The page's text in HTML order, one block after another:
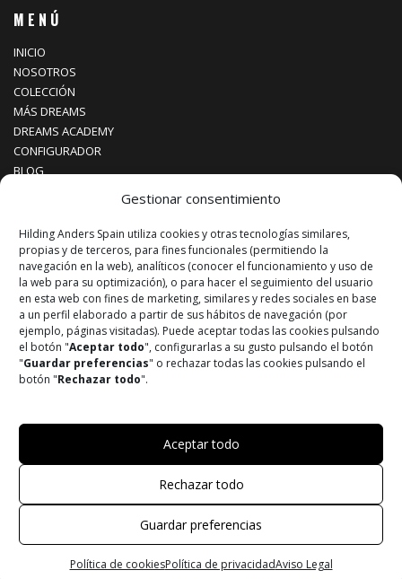
Gestionar consentimiento
Hilding Anders Spain utiliza cookies y otras tecnologías similares,
propias y de terceros, para fines funcionales (permitiendo la
navegación en la web), analíticos (conocer el funcionamiento y uso de
la web para su optimización), o para hacer el seguimiento del usuario
en esta web con fines de marketing, similares y redes sociales en base
a un perfil elaborado a partir de sus hábitos de navegación (por
ejemplo, páginas visitadas). Puede aceptar todas las cookies pulsando
el botón "Aceptar todo", configurarlas a su gusto pulsando el botón
"Guardar preferencias" o rechazar todas las cookies pulsando el
botón "Rechazar todo".
Aceptar todo
Rechazar todo
Guardar preferencias
Política de cookiesPolítica de privacidadAviso Legal
MENÚ
INICIO
NOSOTROS
COLECCIÓN
MÁS DREAMS
DREAMS ACADEMY
CONFIGURADOR
BLOG
¡SÍGUENOS!
Instagram
Facebook
Youtube
© 2026 DREAMS UNLIMITED | Todos los derechos reservados
Powered byTrígono Comunicación
Aviso Legal
Política de privacidad
Política de cookies